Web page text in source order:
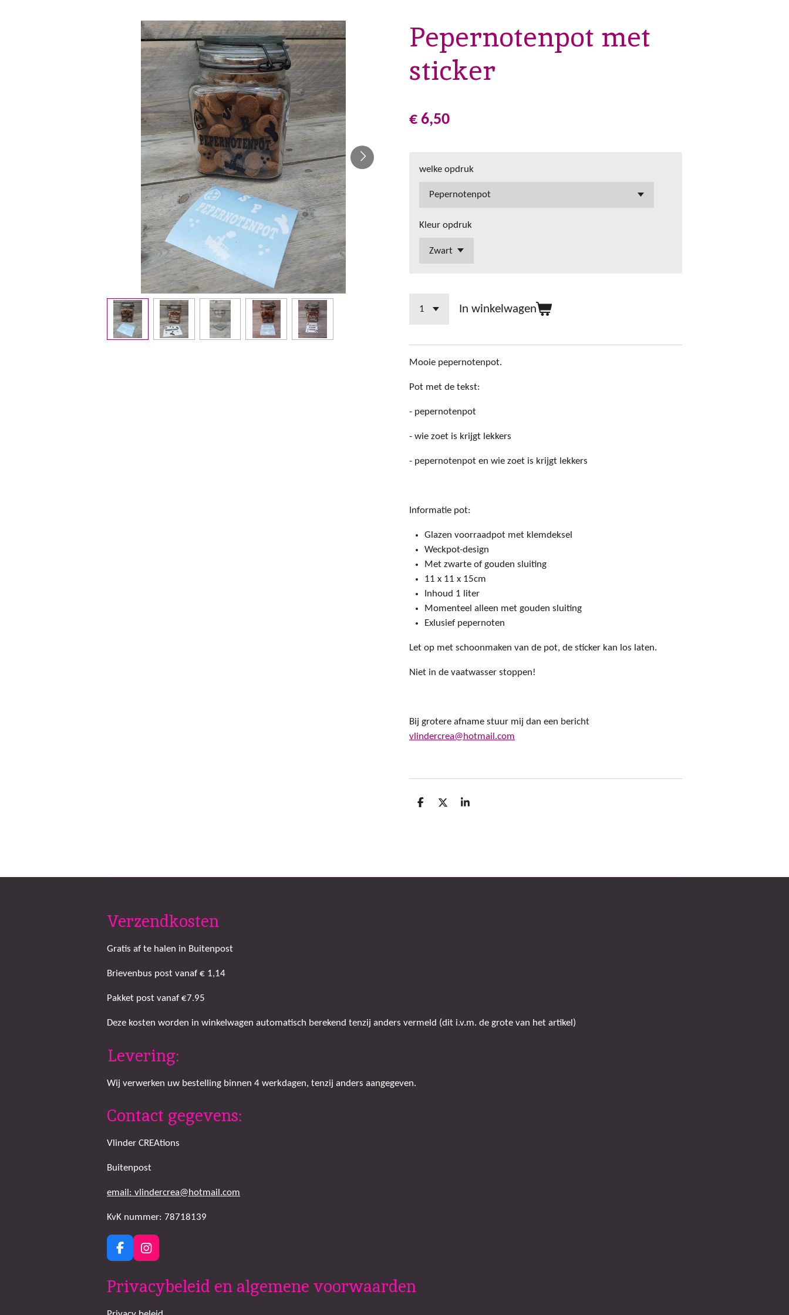
Pepernotenpot met
sticker
€ 6,50
welke opdruk
Kleur opdruk
In winkelwagen
Mooie pepernotenpot.
Pot met de tekst:
- pepernotenpot
- wie zoet is krijgt lekkers
- pepernotenpot en wie zoet is krijgt lekkers
Informatie pot:
Glazen voorraadpot met klemdeksel
Weckpot-design
Met zwarte of gouden sluiting
11 x 11 x 15cm
Inhoud 1 liter
Momenteel alleen met gouden sluiting
Exlusief pepernoten
Let op met schoonmaken van de pot, de sticker kan los laten.
Niet in de vaatwasser stoppen!
Bij grotere afname stuur mij dan een bericht
vlindercrea@hotmail.com
D
D
S
Verzendkosten
Gratis af te halen in Buitenpost
Brievenbus post vanaf € 1,14
Pakket post vanaf €7.95
Deze kosten worden in winkelwagen automatisch berekend tenzij anders vermeld (dit i.v.m. de grote van het artikel)
Levering:
Wij verwerken uw bestelling binnen 4 werkdagen, tenzij anders aangegeven.
Contact gegevens:
Vlinder CREAtions
Buitenpost
email: vlindercrea@hotmail.com
KvK nummer: 78718139
F
a
e
o
I
n
t
g
Privacybeleid en algemene voorwaarden